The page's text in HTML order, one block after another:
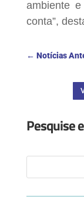
ambiente
conta”,
← Notícias
Pesquise